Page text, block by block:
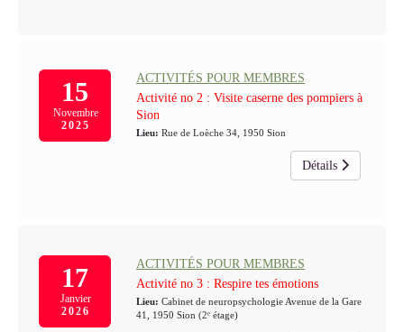
15
Novembre
2025
ACTIVITÉS POUR MEMBRES
Activité no 2 : Visite caserne des pompiers à
Sion
Lieu: Rue de Loèche 34, 1950 Sion
Détails
17
Janvier
2026
ACTIVITÉS POUR MEMBRES
Activité no 3 : Respire tes émotions
Lieu: Cabinet de neuropsychologie Avenue de la Gare
41, 1950 Sion (2ᵉ étage)